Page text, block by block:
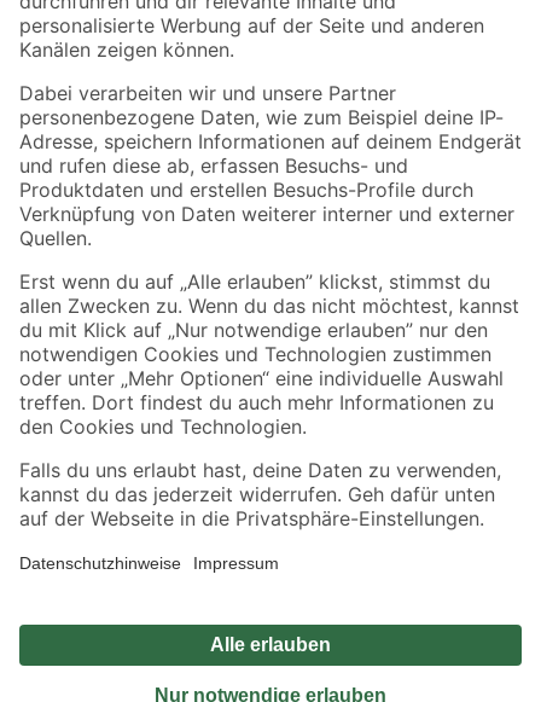
Folge uns
Zahlungsarten Versandarten
Sicher einkaufen
Jetzt die toom-App herunterladen
Alle Preisangaben in EUR inkl. gesetzl. MwSt.. Die dargestellten Angebote sind unter
Umständen nicht in allen Märkten verfügbar. Die angegebenen Verfügbarkeiten beziehen
Produkte nur solange der Vorrat reicht.
*Paketversand ab 59 € versandkostenfrei, gilt nicht für Artikel mit Speditionsversand, hier
Privatsphäre Impressum
Nutzungsbedingungen
Widerrufsrecht
Vertrag widerrufen